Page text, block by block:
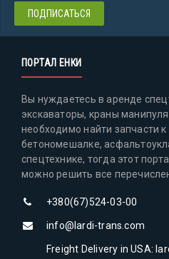
ПОРТАЛ ЕНКИ
Вы нуждаетесь в аренде
экскаваторы, краны
необходимо найти запчасти к
бетономешалке,
спецтехнике, тогда этот
можно решить все
+380(67)524-03-00
info@lardi-trans.com
Freight Delivery in USA: